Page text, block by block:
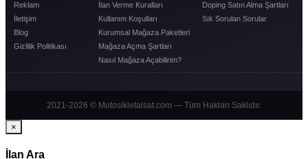
Reklam
İletişim
Blog
Gizlilik Politikası
İlan Verme Kuralları
Kullanım Koşulları
Kurumsal Mağaza Paketleri
Mağaza Açma Şartları
Nasıl Mağaza Açabilirim?
Doping Satın Alma Şartları
Sık Sorulan Sorular
2021-2026 © Motosikletalsat.com — Tüm Hakları Saklıdır.
×
İlan Ara